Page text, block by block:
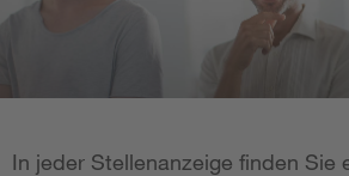
In jeder Stellenanzeige finden Sie